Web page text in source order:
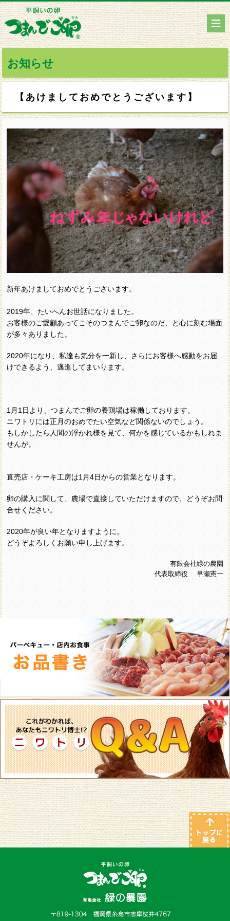
お知らせ
【あけましておめでとうございます】
新年あけましておめでとうございます。
2019年、たいへんお世話になりました。
お客様のご愛顧あってこそのつまんでご卵なのだ、と心に刻む場面
が多々ありました。
2020年になり、私達も気分を一新し、さらにお客様へ感動をお届
けできるよう、邁進してまいります。
1月1日より、つまんでご卵の養鶏場は稼働しております。
ニワトリには正月のおめでたい空気など関係ないのでしょう。
もしかしたら人間の浮かれ様を見て、何かを感じているかもしれま
せんが。
直売店・ケーキ工房は1月4日からの営業となります。
卵の購入に関して、農場で直接していただけますので、どうぞお問
合せください。
2020年が良い年となりますように。
どうぞよろしくお願い申し上げます。
有限会社緑の農園
代表取締役 早瀬憲一